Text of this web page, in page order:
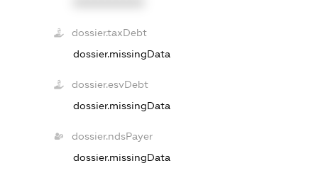
dossier.taxDebt
dossier.missingData
dossier.esvDebt
dossier.missingData
dossier.ndsPayer
dossier.missingData